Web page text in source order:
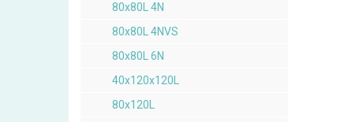
80x80L 4N
80x80L 4NVS
80x80L 6N
40x120x120L
80x120L